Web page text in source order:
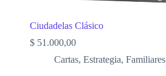
Ciudadelas Clásico
$ 51.000,00
Cartas,Estrategia,Familiares